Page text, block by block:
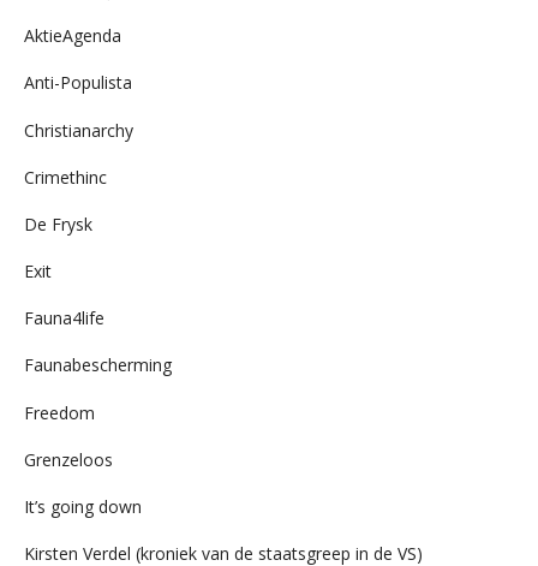
AktieAgenda
Anti-Populista
Christianarchy
Crimethinc
De Frysk
Exit
Fauna4life
Faunabescherming
Freedom
Grenzeloos
It’s going down
Kirsten Verdel (kroniek van de staatsgreep in de VS)